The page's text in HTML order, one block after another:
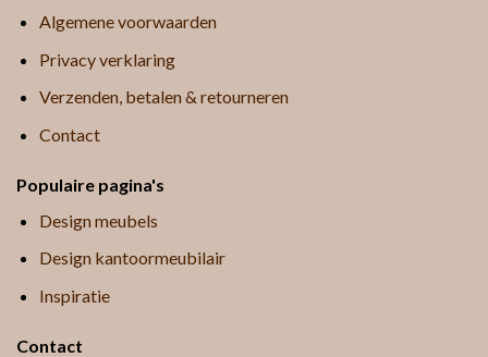
Algemene voorwaarden
Privacy verklaring
Verzenden, betalen & retourneren
Contact
Populaire pagina's
Design meubels
Design kantoormeubilair
Inspiratie
Contact